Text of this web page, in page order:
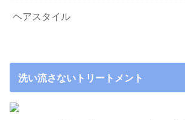
ヘアスタイル
洗い流さないトリートメント